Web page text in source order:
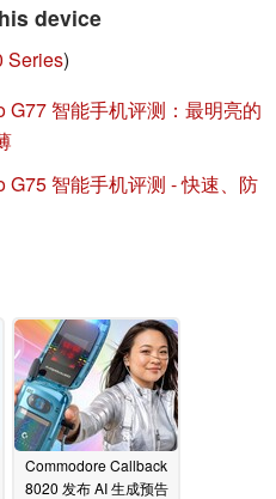
device
Series)
G77 智能手机评测：最明亮的
G75 智能手机评测 - 快速、防
Commodore Callback
8020 发布 AI 生成预告